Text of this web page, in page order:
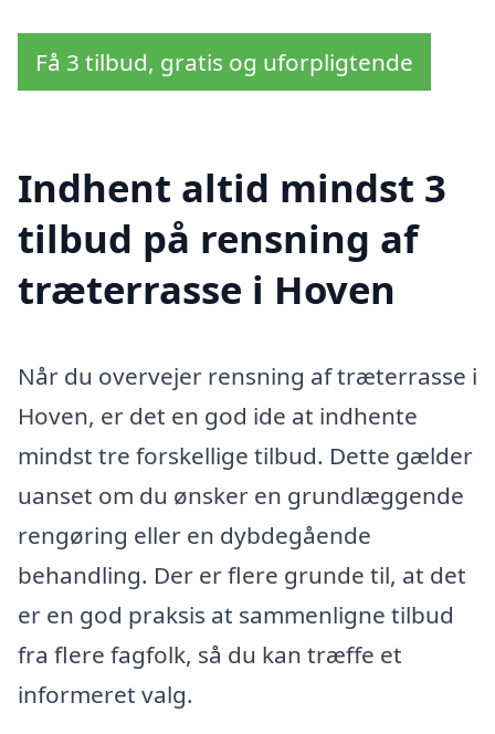
Få 3 tilbud, gratis og uforpligtende
Indhent altid mindst 3
tilbud på rensning af
træterrasse i Hoven
Når du overvejer rensning af træterrasse i
Hoven, er det en god ide at indhente
mindst tre forskellige tilbud. Dette gælder
uanset om du ønsker en grundlæggende
rengøring eller en dybdegående
behandling. Der er flere grunde til, at det
er en god praksis at sammenligne tilbud
fra flere fagfolk, så du kan træffe et
informeret valg.